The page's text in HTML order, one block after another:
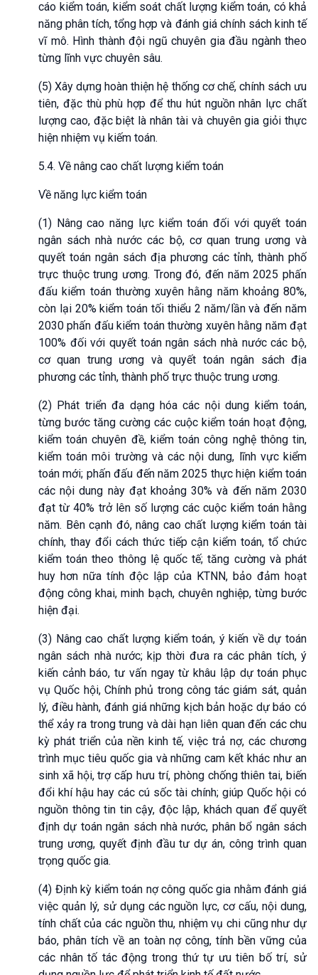
cáo kiểm toán, kiểm soát chất lượng kiểm toán, có khả
năng phân tích, tổng hợp và đánh giá chính sách kinh tế
vĩ mô. Hình thành đội ngũ chuyên gia đầu ngành theo
từng lĩnh vực chuyên sâu.
(5) Xây dựng hoàn thiện hệ thống cơ chế, chính sách ưu
tiên, đặc thù phù hợp để thu hút nguồn nhân lực chất
lượng cao, đặc biệt là nhân tài và chuyên gia giỏi thực
hiện nhiệm vụ kiếm toán.
5.4. Về nâng cao chất lượng kiểm toán
Về năng lực kiểm toán
(1) Nâng cao năng lực kiểm toán đối với quyết toán
ngân sách nhà nước các bộ, cơ quan trung ương và
quyết toán ngân sách địa phương các tỉnh, thành phố
trực thuộc trung ương. Trong đó, đến năm 2025 phấn
đấu kiểm toán thường xuyên hằng năm khoảng 80%,
còn lại 20% kiểm toán tối thiểu 2 năm/lần và đến năm
2030 phấn đấu kiểm toán thường xuyên hằng năm đạt
100% đối với quyết toán ngân sách nhà nước các bộ,
cơ quan trung ương và quyết toán ngân sách địa
phương các tỉnh, thành phố trực thuộc trung ương.
(2) Phát triển đa dạng hóa các nội dung kiểm toán,
từng bước tăng cường các cuộc kiểm toán hoạt động,
kiểm toán chuyên đề, kiểm toán công nghệ thông tin,
kiểm toán môi trường và các nội dung, lĩnh vực kiểm
toán mới; phấn đấu đến năm 2025 thực hiện kiểm toán
các nội dung này đạt khoảng 30% và đến năm 2030
đạt từ 40% trở lên số lượng các cuộc kiểm toán hằng
năm. Bên cạnh đó, nâng cao chất lượng kiểm toán tài
chính, thay đổi cách thức tiếp cận kiểm toán, tổ chức
kiểm toán theo thông lệ quốc tế; tăng cường và phát
huy hơn nữa tính độc lập của KTNN, bảo đảm hoạt
động công khai, minh bạch, chuyên nghiệp, từng bước
hiện đại.
(3) Nâng cao chất lượng kiểm toán, ý kiến về dự toán
ngân sách nhà nước; kịp thời đưa ra các phân tích, ý
kiến cảnh báo, tư vấn ngay từ khâu lập dự toán phục
vụ Quốc hội, Chính phủ trong công tác giám sát, quản
lý, điều hành, đánh giá những kịch bản hoặc dự báo có
thể xảy ra trong trung và dài hạn liên quan đến các chu
kỳ phát triển của nền kinh tế, việc trả nợ, các chương
trình mục tiêu quốc gia và những cam kết khác như an
sinh xã hội, trợ cấp hưu trí, phòng chống thiên tai, biến
đổi khí hậu hay các cú sốc tài chính; giúp Quốc hội có
nguồn thông tin tin cậy, độc lập, khách quan để quyết
định dự toán ngân sách nhà nước, phân bổ ngân sách
trung ương, quyết định đầu tư dự án, công trình quan
trọng quốc gia.
(4) Định kỳ kiểm toán nợ công quốc gia nhằm đánh giá
việc quản lý, sử dụng các nguồn lực, cơ cấu, nội dung,
tính chất của các nguồn thu, nhiệm vụ chi cũng như dự
báo, phân tích về an toàn nợ công, tính bền vững của
các nhân tố tác động trong thứ tự ưu tiên bố trí, sử